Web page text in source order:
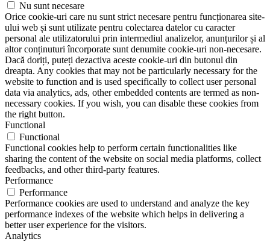
Nu sunt necesare
Orice cookie-uri care nu sunt strict necesare pentru funcționarea site-
ului web și sunt utilizate pentru colectarea datelor cu caracter
personal ale utilizatorului prin intermediul analizelor, anunțurilor și al
altor conținuturi încorporate sunt denumite cookie-uri non-necesare.
Dacă doriți, puteți dezactiva aceste cookie-uri din butonul din
dreapta. Any cookies that may not be particularly necessary for the
website to function and is used specifically to collect user personal
data via analytics, ads, other embedded contents are termed as non-
necessary cookies. If you wish, you can disable these cookies from
the right button.
Functional
Functional
Functional cookies help to perform certain functionalities like
sharing the content of the website on social media platforms, collect
feedbacks, and other third-party features.
Performance
Performance
Performance cookies are used to understand and analyze the key
performance indexes of the website which helps in delivering a
better user experience for the visitors.
Analytics